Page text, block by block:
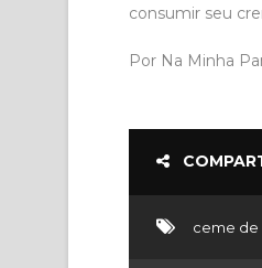
consumir seu
Por Na Minha
ceme de